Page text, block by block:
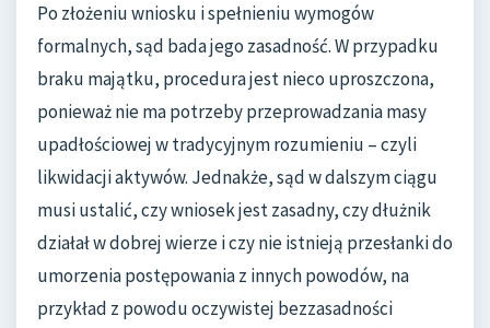
Po złożeniu wniosku i spełnieniu wymogów
formalnych, sąd bada jego zasadność. W przypadku
braku majątku, procedura jest nieco uproszczona,
ponieważ nie ma potrzeby przeprowadzania masy
upadłościowej w tradycyjnym rozumieniu – czyli
likwidacji aktywów. Jednakże, sąd w dalszym ciągu
musi ustalić, czy wniosek jest zasadny, czy dłużnik
działał w dobrej wierze i czy nie istnieją przesłanki do
umorzenia postępowania z innych powodów, na
przykład z powodu oczywistej bezzasadności